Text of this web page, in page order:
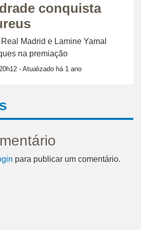
conquista
Madrid e Lamine Yamal
na premiação
- Atualizado há 1 ano
para publicar um comentário.